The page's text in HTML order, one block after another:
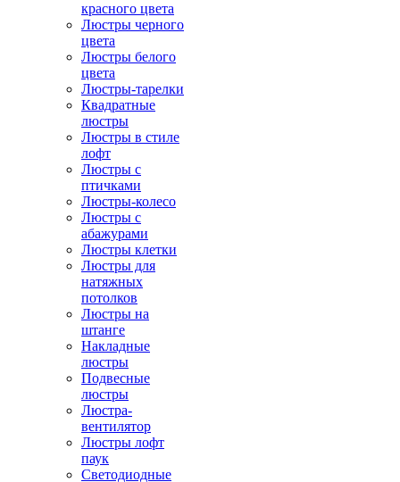
красного цвета
Люстры черного
цвета
Люстры белого
цвета
Люстры-тарелки
Квадратные
люстры
Люстры в стиле
лофт
Люстры с
птичками
Люстры-колесо
Люстры с
абажурами
Люстры клетки
Люстры для
натяжных
потолков
Люстры на
штанге
Накладные
люстры
Подвесные
люстры
Люстра-
вентилятор
Люстры лофт
паук
Светодиодные